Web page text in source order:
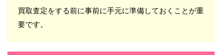
買取査定をする前に事前に手元に準備しておくことが重
要です。